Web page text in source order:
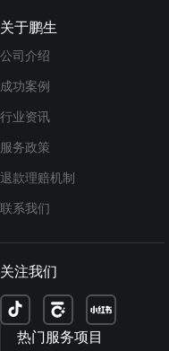
关于鹏生
公司介绍
成功案例
行业资讯
服务政策
退款理赔机制
联系我们
关注我们
热门服务项目